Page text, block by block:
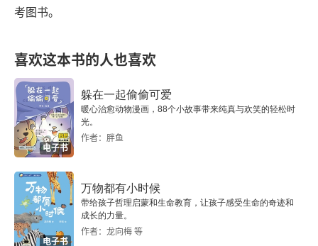
一六
门
版权信息
一
二
三
考图书。
喜欢这本书的人也喜欢
电子书
躲在一起偷偷可爱
暖心治愈动物漫画，88个小故事带来纯真与欢笑的轻松时
光。
作者：胖鱼
电子书
万物都有小时候
带给孩子哲理启蒙和生命教育，让孩子感受生命的奇迹和
成长的力量。
作者：龙向梅 等